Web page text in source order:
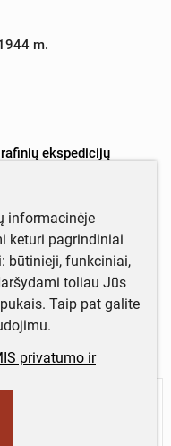
m.
ekspedicijų
informacinėje
keturi pagrindiniai
būtinieji, funkciniai,
toliau Jūs
Taip pat galite
privatumo ir